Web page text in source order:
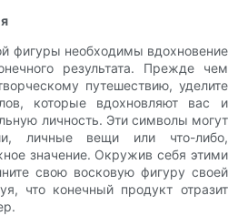
фигуры необходимы вдохновение
результата. Прежде чем
путешествию, уделите
которые вдохновляют вас и
личность. Эти символы могут
личные вещи или что-либо,
значение. Окружив себя этими
свою восковую фигуру своей
что конечный продукт отразит